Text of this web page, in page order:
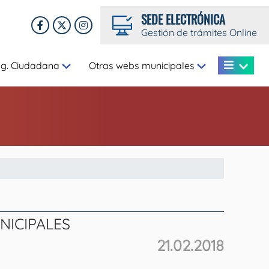
SEDE ELECTRÓNICA
Gestión de trámites Online
Ciudadana Otras webs municipales
21.02.2018